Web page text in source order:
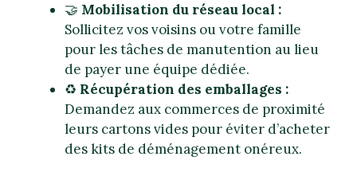
🤝 Mobilisation du réseau local :
Sollicitez vos voisins ou votre famille
pour les tâches de manutention au lieu
de payer une équipe dédiée.
♻️ Récupération des emballages :
Demandez aux commerces de proximité
leurs cartons vides pour éviter d’acheter
des kits de déménagement onéreux.